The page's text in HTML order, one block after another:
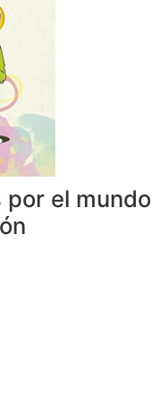
por el mundo